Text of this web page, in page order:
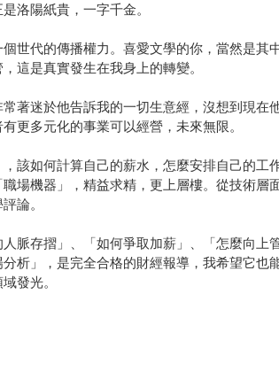
洛陽紙貴，一字千金。
世代的傳播權力。喜愛文學的你，當然是其
這是真實發生在我身上的轉變。
著迷於他告訴我的一切生意經，沒想到現在
更多元化的事業可以經營，未來無限。
該如何計算自己的薪水，怎麼安排自己的工
場機器」，精益求精，更上層樓。從技術層
論。
脈存摺」、「如何爭取加薪」、「怎麼向上
析」，是完全合格的財經報導，我希望它也
發光。